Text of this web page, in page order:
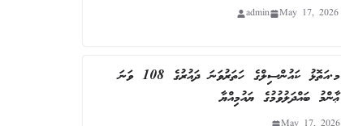
May 17, 2026
admin
މ.އަތޮޅު ކައުންސިލްގެ ހަތަރުވަނަ ދައުރުގެ 108 ވަނަ
ޢާންމު ބައްދަލުވުމުގެ ޔައުމިއްޔާ